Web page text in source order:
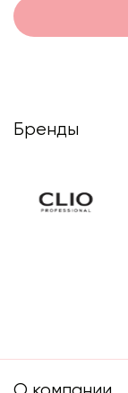
Бренды